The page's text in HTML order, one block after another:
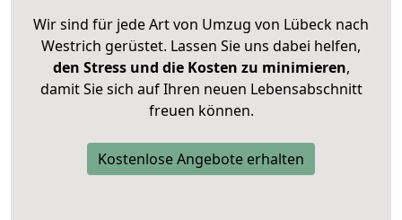
Wir sind für jede Art von Umzug von Lübeck nach
Westrich gerüstet. Lassen Sie uns dabei helfen,
den Stress und die Kosten zu minimieren,
damit Sie sich auf Ihren neuen Lebensabschnitt
freuen können.
Kostenlose Angebote erhalten